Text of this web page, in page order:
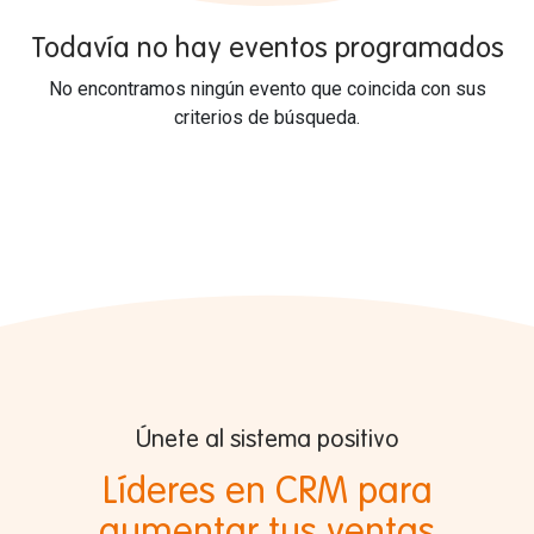
Todavía no hay eventos programados
No encontramos ningún evento que coincida con sus
criterios de búsqueda.
Únete al sistema positivo
Líderes en CRM para